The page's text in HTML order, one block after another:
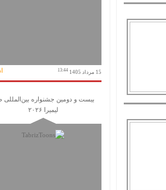
15 مرداد 1405 13:44
بیست و دومین جشنواره بین‌المللی
لیمیرا ۲۰۲۶